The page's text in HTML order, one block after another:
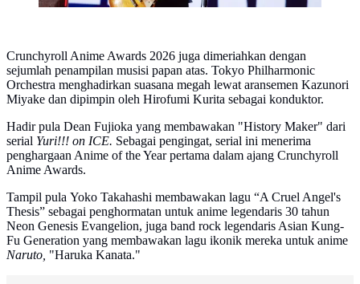
Crunchyroll Anime Awards 2026 juga dimeriahkan dengan
sejumlah penampilan musisi papan atas. Tokyo Philharmonic
Orchestra menghadirkan suasana megah lewat aransemen Kazunori
Miyake dan dipimpin oleh Hirofumi Kurita sebagai konduktor.
Hadir pula Dean Fujioka yang membawakan "History Maker" dari
serial Yuri!!! on ICE. Sebagai pengingat, serial ini menerima
penghargaan Anime of the Year pertama dalam ajang Crunchyroll
Anime Awards.
Tampil pula Yoko Takahashi membawakan lagu “A Cruel Angel's
Thesis” sebagai penghormatan untuk anime legendaris 30 tahun
Neon Genesis Evangelion, juga band rock legendaris Asian Kung-
Fu Generation yang membawakan lagu ikonik mereka untuk anime
Naruto, "Haruka Kanata."